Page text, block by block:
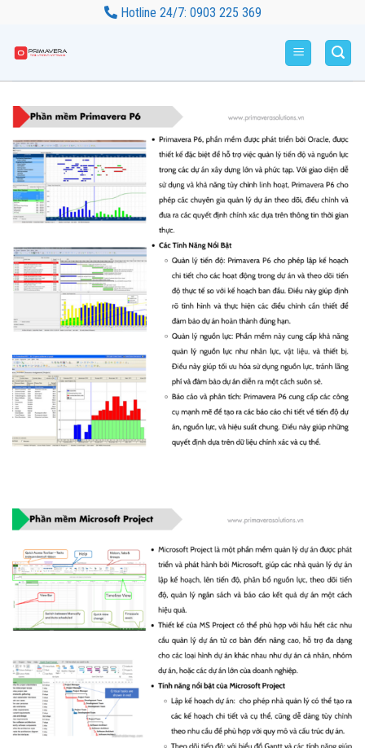
Hotline 24/7: 0903 225 369